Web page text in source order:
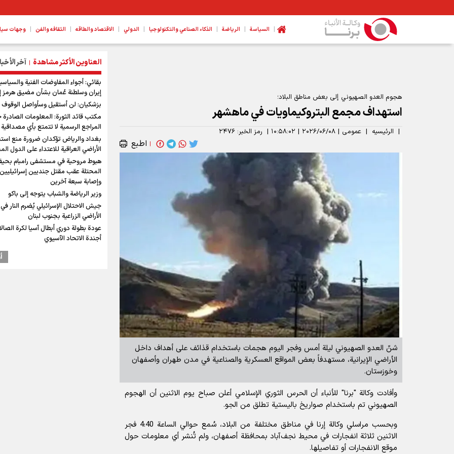
| السیاسة | الرياضة | الذكاء الصناعي والتكنولوجيا | الدولي | الاقتصاد والطاقه | الثقافه والفن | وجهات
هجوم العدو الصهيوني إلى بعض مناطق البلاد؛
استهداف مجمع البتروكيماويات في ماهشهر
| الرئیسیه | عمومی | ۲۰۲۶/۰۶/۰۸ | ۱۰:۵۸:۰۲ | رمز الخبر: ۲۴۷۶
| اطبع
شنّ العدو الصهيوني ليلة أمس وفجر اليوم هجمات باستخدام قذائف على أهداف داخل
الأراضي الإيرانية، مستهدفاً بعض المواقع العسكرية والصناعية في مدن طهران وأصفهان
وخوزستان.
وأفادت وكالة "برنا" للأنباء أن الحرس الثوري الإسلامي أعلن صباح يوم الاثنين أن الهجوم
الصهيوني تم باستخدام صواريخ باليستية تطلق من الجو.
وبحسب مراسلي وكالة إرنا في مناطق مختلفة من البلاد، سُمع حوالي الساعة 4:40 فجر
الاثنين ثلاثة انفجارات في محيط نجف‌آباد بمحافظة أصفهان، ولم تُنشر أي معلومات حول
موقع الانفجارات أو تفاصيلها.
العناوين الأكثر مشاهدة | آخر
بقائي: أجواء المفاوضات الفنية
إيران وسلطنة عُمان بشأن مضيق هرمز
بزشكيان: لن أستقيل وسأواصل الوقوف
مكتب قائد الثورة: المعلومات الصادرة
المراجع الرسمية لا تتمتع بأي مصداقية
بغداد والرياض تؤكدان ضرورة منع
الأراضي العراقية للاعتداء على الدول
هبوط مروحية في مستشفى رامبام
المحتلة عقب مقتل جنديين إسرائيليين
وإصابة سبعة آخرين
وزير الرياضة والشباب يتوجه إلى باكو
جيش الاحتلال الإسرائيلي يُضرم النار في
الأراضي الزراعية بجنوب لبنان
عودة بطولة دوري أبطال آسيا لكرة
أجندة الاتحاد الآسيوي